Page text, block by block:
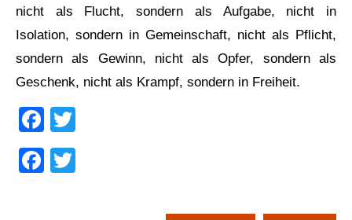
nicht als Flucht, sondern als Aufgabe, nicht in
Isolation, sondern in Gemeinschaft, nicht als Pflicht,
sondern als Gewinn, nicht als Opfer, sondern als
Geschenk, nicht als Krampf, sondern in Freiheit.
Facebook
Facebook